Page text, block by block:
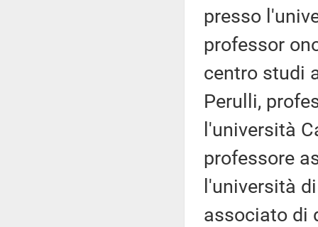
presso
professor
centro studi
Perulli,
l'università
professore
l'università
associato di